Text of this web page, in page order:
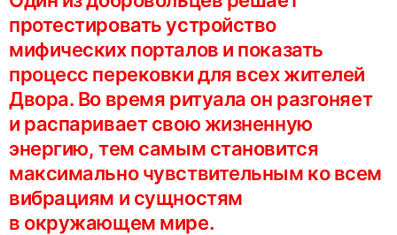
протестировать устройство
мифических порталов и показать
процесс перековки для всех жителей
Двора. Во время ритуала он разгоняет
и распаривает свою жизненную
энергию, тем самым становится
максимально чувствительным ко всем
вибрациям и сущностям
в окружающем мире.